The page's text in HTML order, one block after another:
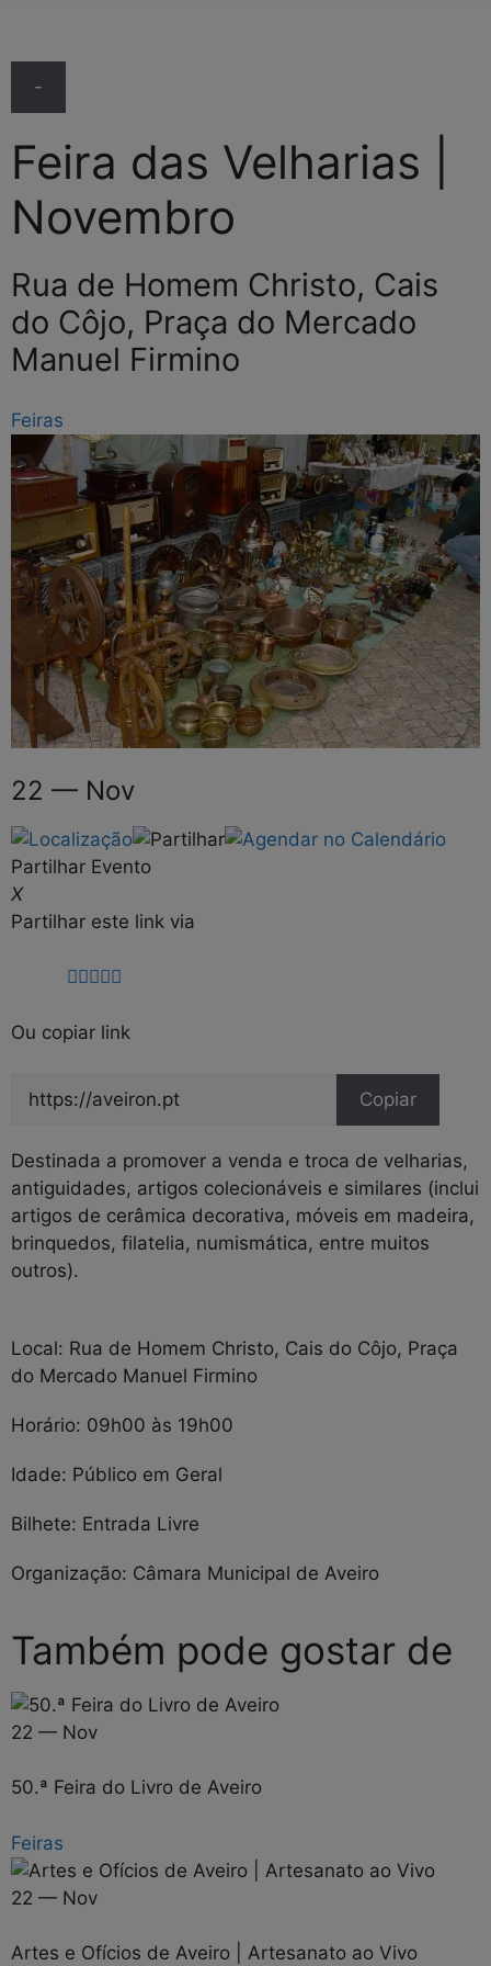
-
Feira das Velharias |
Novembro
Rua de Homem Christo, Cais
do Côjo, Praça do Mercado
Manuel Firmino
Feiras
22 — Nov
Partilhar Evento
X
Partilhar este link via
Ou copiar link
Copiar
Destinada a promover a venda e troca de velharias,
antiguidades, artigos colecionáveis e similares (inclui
artigos de cerâmica decorativa, móveis em madeira,
brinquedos, filatelia, numismática, entre muitos
outros).
Local: Rua de Homem Christo, Cais do Côjo, Praça
do Mercado Manuel Firmino
Horário: 09h00 às 19h00
Idade: Público em Geral
Bilhete: Entrada Livre
Organização: Câmara Municipal de Aveiro
Também pode gostar de
22 — Nov
50.ª Feira do Livro de Aveiro
Feiras
22 — Nov
Artes e Ofícios de Aveiro | Artesanato ao Vivo